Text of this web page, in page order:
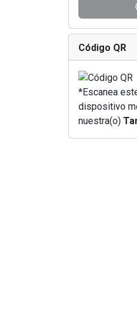
Código QR
*Escanea
dispositivo
nuestra(o)